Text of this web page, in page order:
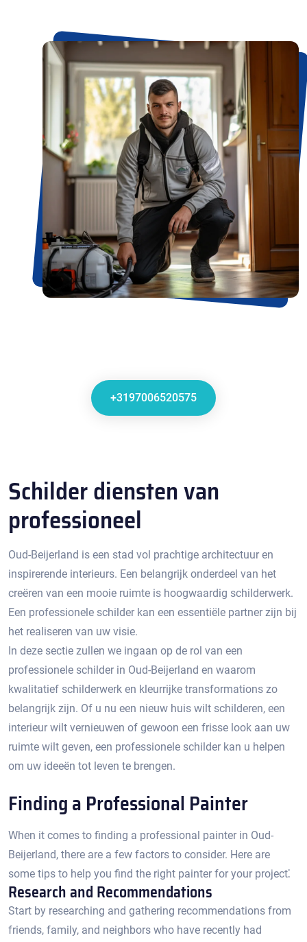
+3197006520575
Schilder diensten van
professioneel
Oud-Beijerland is een stad vol prachtige architectuur en
inspirerende interieurs.​ Een belangrijk onderdeel van het
creëren van een mooie ruimte is hoogwaardig schilderwerk.
Een professionele schilder kan een essentiële partner zijn bij
het realiseren van uw visie.​
In deze sectie zullen we ingaan op de rol van een
professionele schilder in Oud-Beijerland en waarom
kwalitatief schilderwerk en kleurrijke transformations zo
belangrijk zijn.​ Of u nu een nieuw huis wilt schilderen, een
interieur wilt vernieuwen of gewoon een frisse look aan uw
ruimte wilt geven, een professionele schilder kan u helpen
om uw ideeën tot leven te brengen.​
Finding a Professional Painter
When it comes to finding a professional painter in Oud-
Beijerland, there are a few factors to consider.​ Here are
some tips to help you find the right painter for your project⁚
Research and Recommendations
Start by researching and gathering recommendations from
friends, family, and neighbors who have recently had